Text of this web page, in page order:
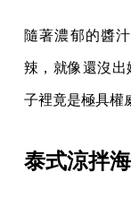
隨著濃郁的醬
辣，就像還沒出
子裡竟是極具權
泰式涼拌